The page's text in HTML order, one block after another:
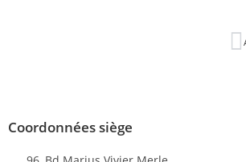
Coordonnées siège